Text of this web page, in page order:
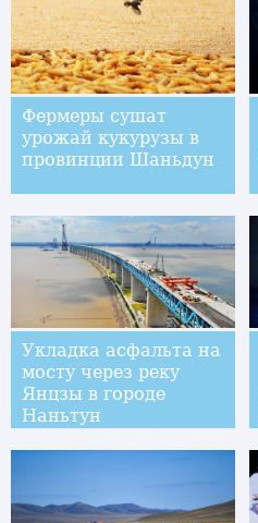
Фермеры сушат
урожай кукурузы в
провинции Шаньдун
Укладка асфальта на
мосту через реку
Янцзы в городе
Наньтун